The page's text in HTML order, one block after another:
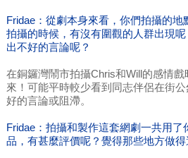
Fridae：從劇本身來看，你們拍攝的
拍攝的時候，有沒有圍觀的人群出現
出不好的言論呢？
在銅鑼灣鬧市拍攝Chris和Will的感情
來！可能平時較少看到同志伴侶在街
好的言論或阻滯。
Fridae：拍攝和製作這套網劇一共用
品，有甚麼評價呢？覺得那些地方做